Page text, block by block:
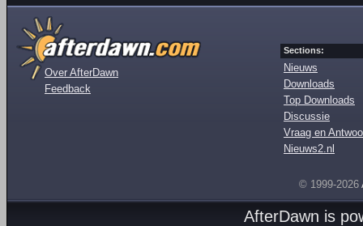
Over AfterDawn
Feedback
Sections:
Nieuws
Downloads
Top Downloads
Discussie
Vraag en
Nieuws2.nl
© 1999-2026
AfterDawn is